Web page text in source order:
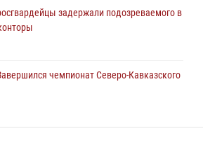
задержали подозреваемого в
чемпионат Северо-Кавказского